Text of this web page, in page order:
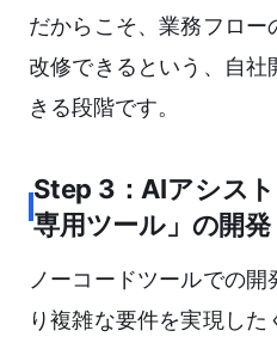
だからこそ、業務フロ
改修できるという、自
きる段階です。
Step 3：AIアシス
専用ツール」の開発
ノーコードツールでの開
り複雑な要件を実現した